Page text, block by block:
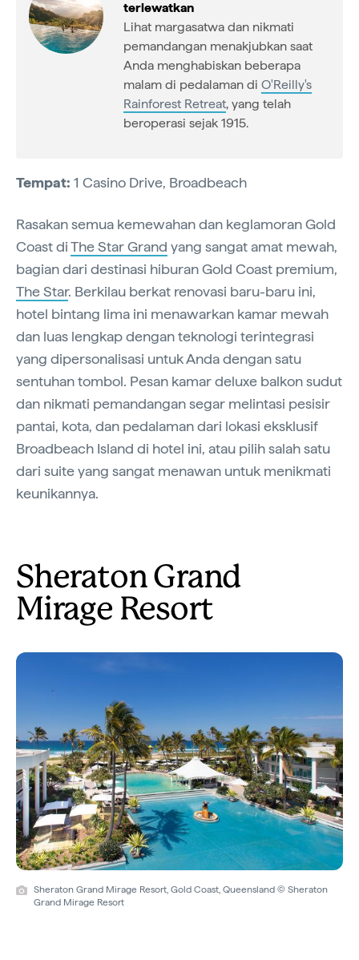
terlewatkan
Lihat margasatwa dan nikmati
pemandangan menakjubkan saat
Anda menghabiskan beberapa
malam di pedalaman di O'Reilly's
Rainforest Retreat, yang telah
beroperasi sejak 1915.
Tempat: 1 Casino Drive, Broadbeach
Rasakan semua kemewahan dan keglamoran Gold
Coast diThe Star Grand yang sangat amat mewah,
bagian dari destinasi hiburan Gold Coast premium,
The Star. Berkilau berkat renovasi baru-baru ini,
hotel bintang lima ini menawarkan kamar mewah
dan luas lengkap dengan teknologi terintegrasi
yang dipersonalisasi untuk Anda dengan satu
sentuhan tombol. Pesan kamar deluxe balkon sudut
dan nikmati pemandangan segar melintasi pesisir
pantai, kota, dan pedalaman dari lokasi eksklusif
Broadbeach Island di hotel ini, atau pilih salah satu
dari suite yang sangat menawan untuk menikmati
keunikannya.
Sheraton Grand
Mirage Resort
Sheraton Grand Mirage Resort, Gold Coast, Queensland © Sheraton
Grand Mirage Resort